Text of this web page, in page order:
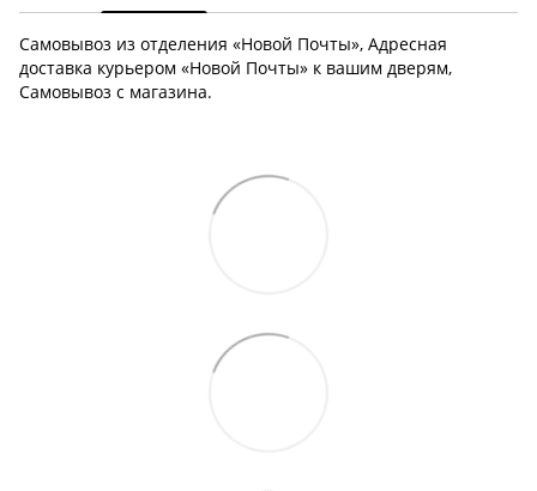
Самовывоз из отделения «Новой Почты», Адресная
доставка курьером «Новой Почты» к вашим дверям,
Самовывоз с магазина.